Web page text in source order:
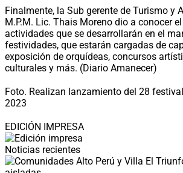
Finalmente, la Sub gerente de Turismo y
M.P.M. Lic. Thais Moreno dio a conocer
actividades que se desarrollarán en el
festividades, que estarán cargadas de
exposición de orquídeas, concursos
culturales y más. (Diario Amanecer)
Foto. Realizan lanzamiento del 28
2023
EDICIÓN IMPRESA
Noticias recientes